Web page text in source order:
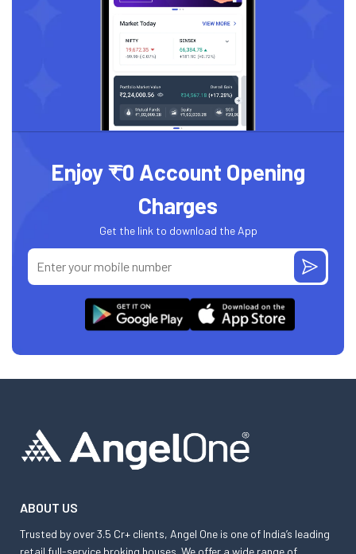
Enjoy ₹0 Account Opening
Charges
Get the link to download the App
ABOUT US
Trusted by over 3.5 Cr+ clients, Angel One is one of India’s leading
retail full-service broking houses. We offer a wide range of